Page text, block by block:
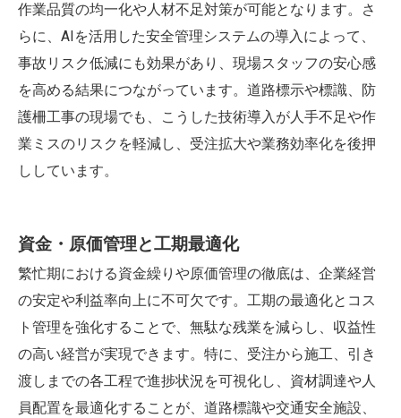
作業品質の均一化や人材不足対策が可能となります。さ
らに、AIを活用した安全管理システムの導入によって、
事故リスク低減にも効果があり、現場スタッフの安心感
を高める結果につながっています。道路標示や標識、防
護柵工事の現場でも、こうした技術導入が人手不足や作
業ミスのリスクを軽減し、受注拡大や業務効率化を後押
ししています。
資金・原価管理と工期最適化
繁忙期における資金繰りや原価管理の徹底は、企業経営
の安定や利益率向上に不可欠です。工期の最適化とコス
ト管理を強化することで、無駄な残業を減らし、収益性
の高い経営が実現できます。特に、受注から施工、引き
渡しまでの各工程で進捗状況を可視化し、資材調達や人
員配置を最適化することが、道路標識や交通安全施設、